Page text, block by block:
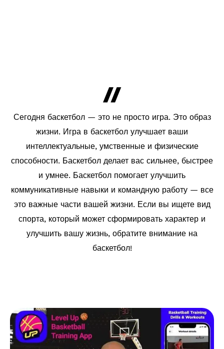
Сегодня баскетбол — это не просто игра. Это образ
жизни. Игра в баскетбол улучшает ваши
интеллектуальные, умственные и физические
способности. Баскетбол делает вас сильнее, быстрее
и умнее. Баскетбол помогает улучшить
коммуникативные навыки и командную работу — все
это важные части вашей жизни. Если вы ищете вид
спорта, который может сформировать характер и
улучшить вашу жизнь, обратите внимание на
баскетбол!